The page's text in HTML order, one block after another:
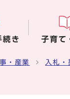
続き 子育て
・産業 入札・